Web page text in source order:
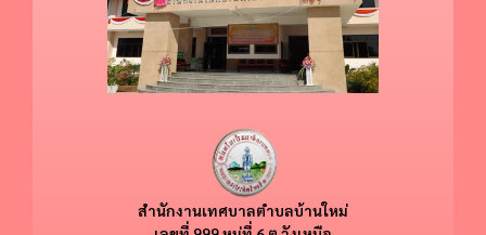
สำนักงานเทศบาลตำบลบ้านใหม่